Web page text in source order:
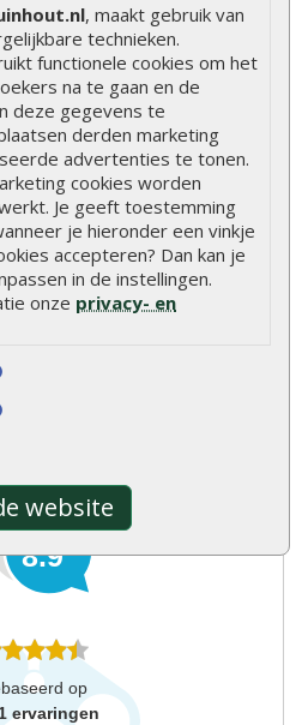
, maakt gebruik van
technieken.
functionele cookies om het
na te gaan en de
deze gegevens te
derden marketing
advertenties te tonen.
cookies worden
Je geeft toestemming
je hieronder een vinkje
accepteren? Dan kan je
in de instellingen.
onze privacy- en
website
8.9
op
ervaringen